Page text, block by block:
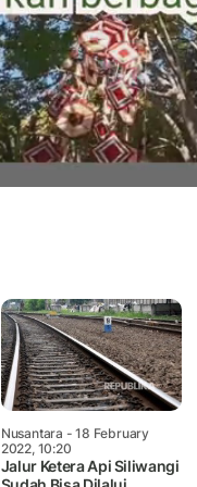
Nusantara - 18 February
2022, 10:20
Jalur Ketera Api Siliwangi